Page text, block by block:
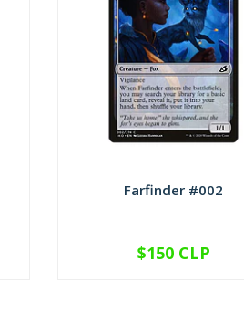
Farfinder #002
VER OPCIONES
$150 CLP